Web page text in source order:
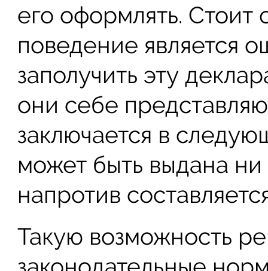
его оформлять. Стоит
поведение является
заполучить эту
они себе
заключается в
может быть выдана
напротив
Такую возможность